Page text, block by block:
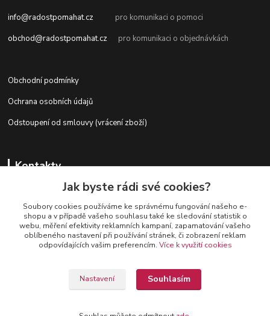
info@radostpomahat.cz pro komunikaci o pomoci
obchod@radostpomahat.cz pro komunikaci o objednávkách
Obchodní podmínky
Ochrana osobních údajů
Odstoupení od smlouvy (vrácení zboží)
Kontakty
+420 728 727 761
IČO:47599022
Jak byste rádi své cookies?
Soubory cookies používáme ke správnému fungování našeho e-
shopu a v případě vašeho souhlasu také ke sledování statistik o
webu, měření efektivity reklamních kampaní, zapamatování vašeho
oblíbeného nastavení při používání stránek, či zobrazení reklam
odpovídajících vašim preferencím. Více k využití cookies
Nastavení Souhlasím